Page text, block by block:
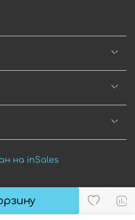
на inSales